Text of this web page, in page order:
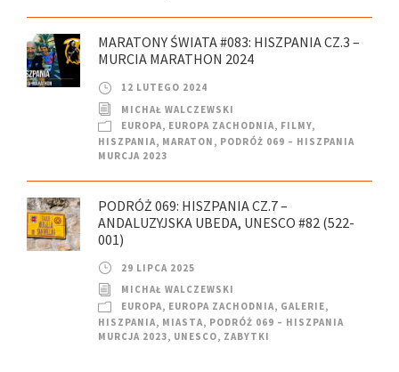
MARATONY ŚWIATA #083: HISZPANIA CZ.3 –
MURCIA MARATHON 2024
12 LUTEGO 2024
MICHAŁ WALCZEWSKI
EUROPA, EUROPA ZACHODNIA, FILMY,
HISZPANIA, MARATON , PODRÓŻ 069 – HISZPANIA
MURCJA 2023
PODRÓŻ 069: HISZPANIA CZ.7 –
ANDALUZYJSKA UBEDA, UNESCO #82 (522-
001)
29 LIPCA 2025
MICHAŁ WALCZEWSKI
EUROPA, EUROPA ZACHODNIA, GALERIE,
HISZPANIA, MIASTA, PODRÓŻ 069 – HISZPANIA
MURCJA 2023, UNESCO, ZABYTKI